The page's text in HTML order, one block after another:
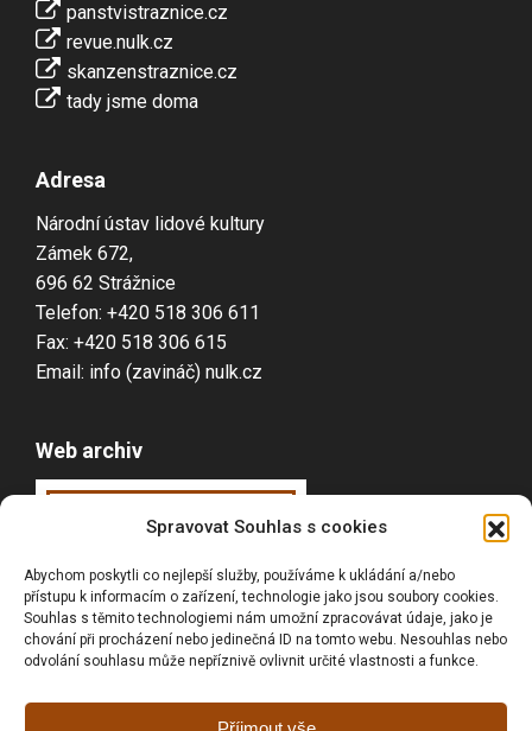
Spravovat Souhlas s cookies
Abychom poskytli co nejlepší služby, používáme k ukládání a/nebo
přístupu k informacím o zařízení, technologie jako jsou soubory cookies.
Souhlas s těmito technologiemi nám umožní zpracovávat údaje, jako je
chování při procházení nebo jedinečná ID na tomto webu. Nesouhlas nebo
odvolání souhlasu může nepříznivě ovlivnit určité vlastnosti a funkce.
panstvistraznice.cz
revue.nulk.cz
skanzenstraznice.cz
tady jsme doma
Adresa
Národní ústav lidové kultury
Zámek 672,
696 62 Strážnice
Telefon: +420 518 306 611
Fax: +420 518 306 615
Email: info (zavináč) nulk.cz
Web archiv
Webarchivováno
ČR
Vyhledávání